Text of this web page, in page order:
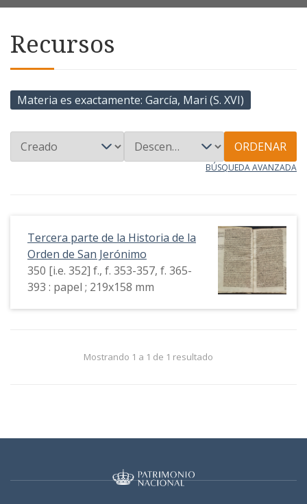
Recursos
Materia es exactamente García, Mari (S. XVI)
ORDENAR
BÚSQUEDA AVANZADA
Tercera parte de la Historia de la
Orden de San Jerónimo
350 [i.e. 352] f., f. 353-357, f. 365-
393 : papel ; 219x158 mm
Mostrando 1 a 1 de 1 resultado